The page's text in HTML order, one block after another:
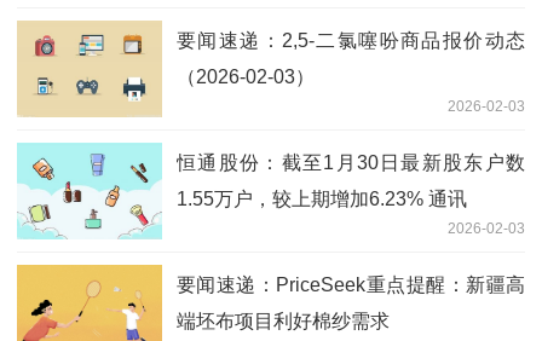
要闻速递：2,5-二氯噻吩商品报价动态
（2026-02-03）
2026-02-03
恒通股份：截至1月30日最新股东户数
1.55万户，较上期增加6.23% 通讯
2026-02-03
要闻速递：PriceSeek重点提醒：新疆高
端坯布项目利好棉纱需求